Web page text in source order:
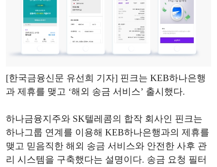
[한국금융신문 유선희 기자] 핀크는 KEB하나은행
과 제휴를 맺고 ‘해외 송금 서비스’ 출시했다.
하나금융지주와 SK텔레콤의 합작 회사인 핀크는
하나그룹 연계를 이용해 KEB하나은행과의 제휴를
맺고 믿음직한 해외 송금 서비스와 안전한 사후 관
리 시스템을 구축했다는 설명이다. 송금 요청 필터